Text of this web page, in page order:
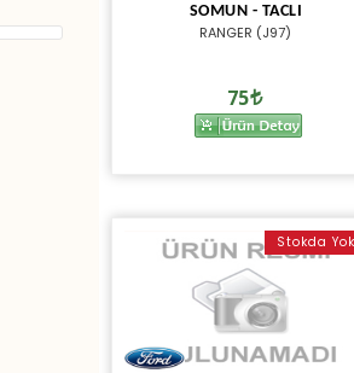
SOMUN - TACLI
RANGER (J97)
75
Stokda Yok